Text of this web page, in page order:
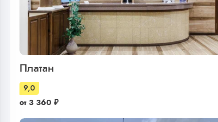
Платан
9,0
от 3 360 ₽